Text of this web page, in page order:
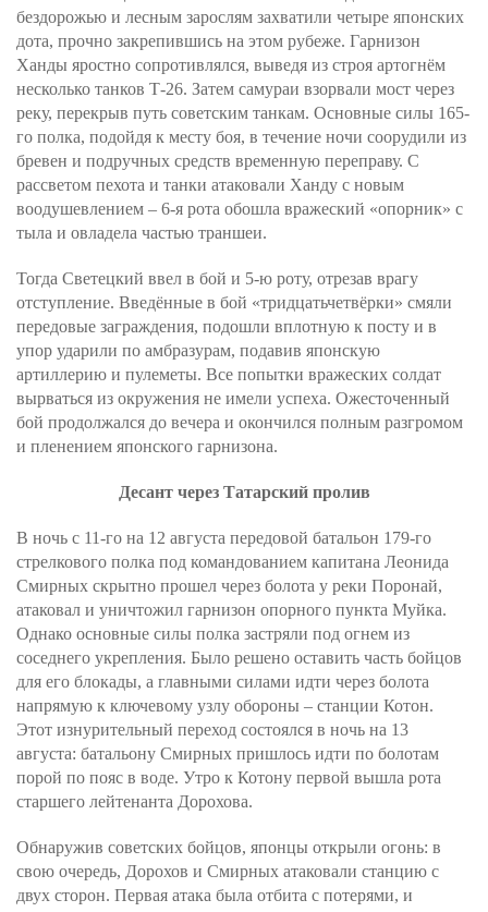
бездорожью и лесным зарослям захватили четыре японских
дота, прочно закрепившись на этом рубеже. Гарнизон
Ханды яростно сопротивлялся, выведя из строя артогнём
несколько танков Т-26. Затем самураи взорвали мост через
реку, перекрыв путь советским танкам. Основные силы 165-
го полка, подойдя к месту боя, в течение ночи соорудили из
бревен и подручных средств временную переправу. С
рассветом пехота и танки атаковали Ханду с новым
воодушевлением – 6-я рота обошла вражеский «опорник» с
тыла и овладела частью траншеи.
Тогда Светецкий ввел в бой и 5-ю роту, отрезав врагу
отступление. Введённые в бой «тридцатьчетвёрки» смяли
передовые заграждения, подошли вплотную к посту и в
упор ударили по амбразурам, подавив японскую
артиллерию и пулеметы. Все попытки вражеских солдат
вырваться из окружения не имели успеха. Ожесточенный
бой продолжался до вечера и окончился полным разгромом
и пленением японского гарнизона.
Десант через Татарский пролив
В ночь с 11-го на 12 августа передовой батальон 179-го
стрелкового полка под командованием капитана Леонида
Смирных скрытно прошел через болота у реки Поронай,
атаковал и уничтожил гарнизон опорного пункта Муйка.
Однако основные силы полка застряли под огнем из
соседнего укрепления. Было решено оставить часть бойцов
для его блокады, а главными силами идти через болота
напрямую к ключевому узлу обороны – станции Котон.
Этот изнурительный переход состоялся в ночь на 13
августа: батальону Смирных пришлось идти по болотам
порой по пояс в воде. Утро к Котону первой вышла рота
старшего лейтенанта Дорохова.
Обнаружив советских бойцов, японцы открыли огонь: в
свою очередь, Дорохов и Смирных атаковали станцию с
двух сторон. Первая атака была отбита с потерями, и